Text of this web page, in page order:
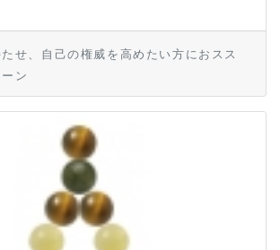
せ、自己の権威を高めたい方におスス
ン